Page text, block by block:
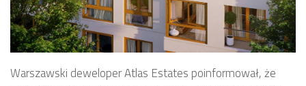
Warszawski deweloper Atlas Estates poinformował, że